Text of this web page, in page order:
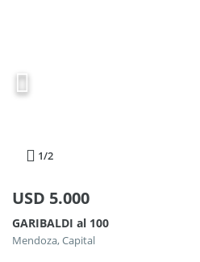
1/2
USD 5.000
GARIBALDI al 100
Mendoza, Capital